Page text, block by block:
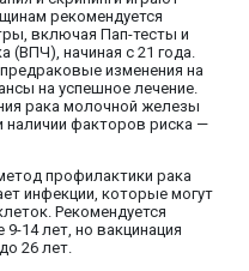
рекомендуется
включая Пап-тесты и
(ВПЧ), начиная с 21 года.
изменения на
на успешное лечение.
рака молочной железы
наличии факторов риска —
профилактики рака
инфекции, которые могут
Рекомендуется
14 лет, но вакцинация
26 лет.